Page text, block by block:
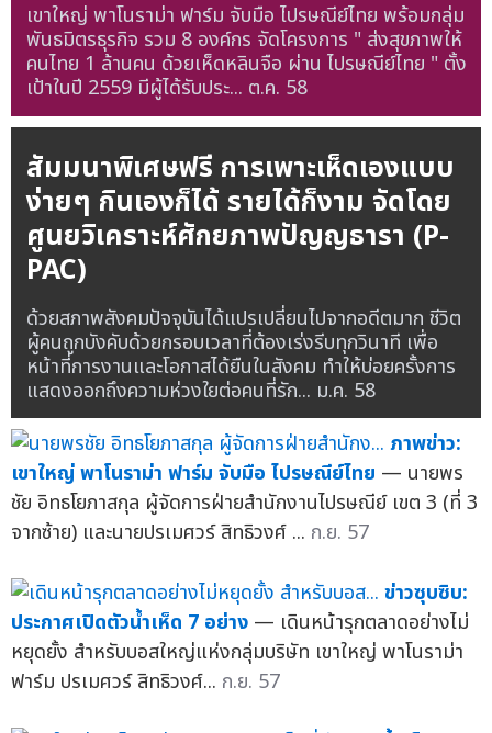
เขาใหญ่ พาโนราม่า ฟาร์ม จับมือ ไปรษณีย์ไทย พร้อมกลุ่ม
พันธมิตรธุรกิจ รวม 8 องค์กร จัดโครงการ " ส่งสุขภาพให้
คนไทย 1 ล้านคน ด้วยเห็ดหลินจือ ผ่าน ไปรษณีย์ไทย " ตั้ง
เป้าในปี 2559 มีผู้ได้รับประ... ต.ค. 58
สัมมนาพิเศษฟรี การเพาะเห็ดเองแบบ
ง่ายๆ กินเองก็ได้ รายได้ก็งาม จัดโดย
ศูนยวิเคราะห์ศักยภาพปัญญธารา (P-
PAC)
ด้วยสภาพสังคมปัจจุบันได้แปรเปลี่ยนไปจากอดีตมาก ชีวิต
ผู้คนถูกบังคับด้วยกรอบเวลาที่ต้องเร่งรีบทุกวินาที เพื่อ
หน้าที่การงานและโอกาสได้ยืนในสังคม ทำให้บ่อยครั้งการ
แสดงออกถึงความห่วงใยต่อคนที่รัก... ม.ค. 58
ภาพข่าว:
เขาใหญ่ พาโนราม่า ฟาร์ม จับมือ ไปรษณีย์ไทย — นายพร
ชัย อิทธโยภาสกุล ผู้จัดการฝ่ายสำนักงานไปรษณีย์ เขต 3 (ที่ 3
จากซ้าย) และนายปรเมศวร์ สิทธิวงศ์ ... ก.ย. 57
ข่าวซุบซิบ:
ประกาศเปิดตัวน้ำเห็ด 7 อย่าง — เดินหน้ารุกตลาดอย่างไม่
หยุดยั้ง สำหรับบอสใหญ่แห่งกลุ่มบริษัท เขาใหญ่ พาโนราม่า
ฟาร์ม ปรเมศวร์ สิทธิวงศ์... ก.ย. 57